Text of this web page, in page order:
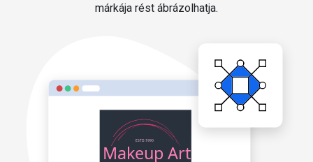
márkája rést ábrázolhatja.